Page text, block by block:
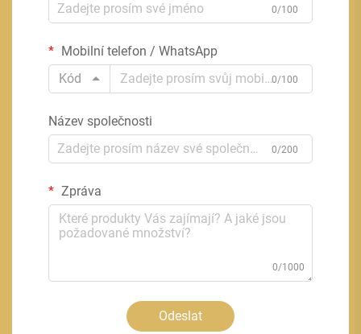
0/100
Mobilní telefon / WhatsApp
Kód
0/100
Název společnosti
0/200
Zpráva
0/1000
Odeslat